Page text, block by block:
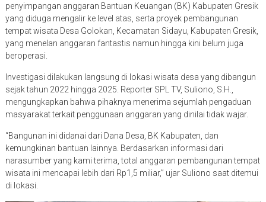
penyimpangan anggaran Bantuan Keuangan (BK) Kabupaten Gresik
yang diduga mengalir ke level atas, serta proyek pembangunan
tempat wisata Desa Golokan, Kecamatan Sidayu, Kabupaten Gresik,
yang menelan anggaran fantastis namun hingga kini belum juga
beroperasi.
Investigasi dilakukan langsung di lokasi wisata desa yang dibangun
sejak tahun 2022 hingga 2025. Reporter SPL TV, Suliono, S.H.,
mengungkapkan bahwa pihaknya menerima sejumlah pengaduan
masyarakat terkait penggunaan anggaran yang dinilai tidak wajar.
“Bangunan ini didanai dari Dana Desa, BK Kabupaten, dan
kemungkinan bantuan lainnya. Berdasarkan informasi dari
narasumber yang kami terima, total anggaran pembangunan tempat
wisata ini mencapai lebih dari Rp1,5 miliar,” ujar Suliono saat ditemui
di lokasi.